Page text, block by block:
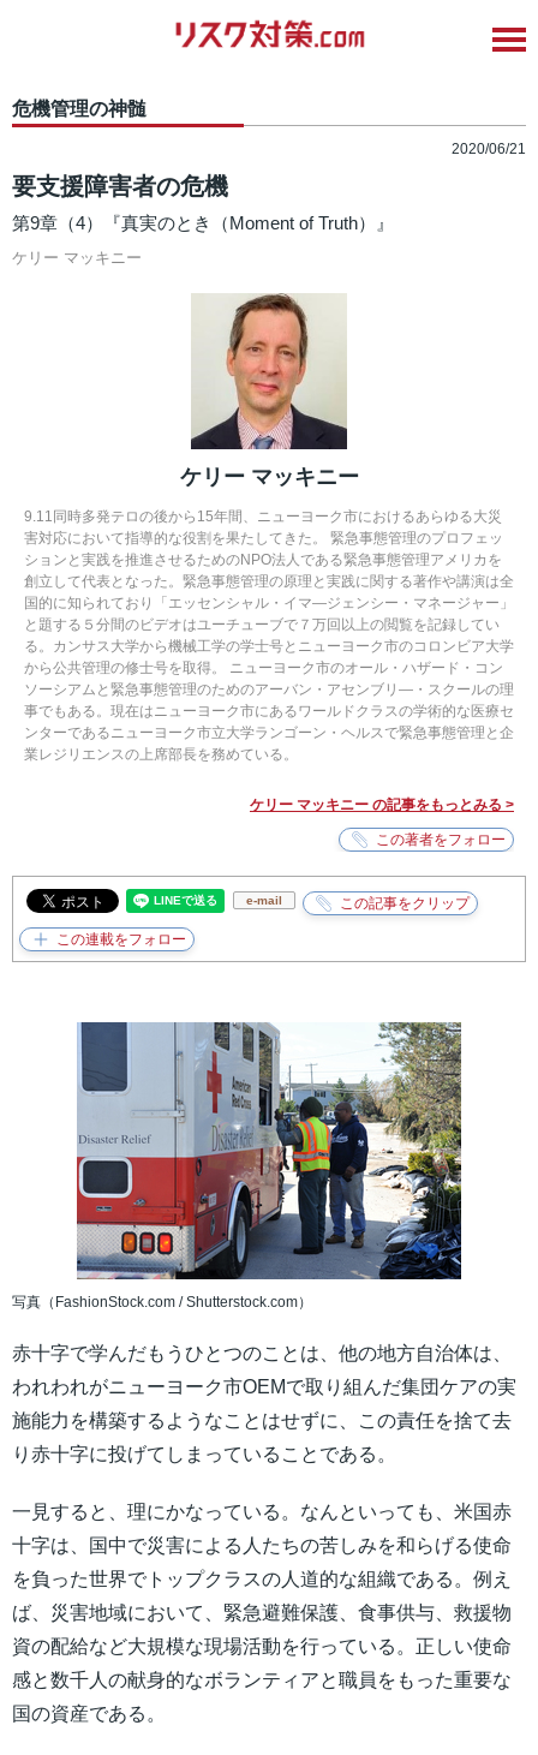
危機管理の神髄
2020/06/21
要支援障害者の危機
第9章（4）『真実のとき（Moment of Truth）』
ケリー マッキニー
ケリー マッキニー
9.11同時多発テロの後から15年間、ニューヨーク市におけるあらゆる大災
害対応において指導的な役割を果たしてきた。 緊急事態管理のプロフェッ
ションと実践を推進させるためのNPO法人である緊急事態管理アメリカを
創立して代表となった。緊急事態管理の原理と実践に関する著作や講演は全
国的に知られており「エッセンシャル・イマ―ジェンシー・マネージャー」
と題する５分間のビデオはユーチューブで７万回以上の閲覧を記録してい
る。カンサス大学から機械工学の学士号とニューヨーク市のコロンビア大学
から公共管理の修士号を取得。 ニューヨーク市のオール・ハザード・コン
ソーシアムと緊急事態管理のためのアーバン・アセンブリ―・スクールの理
事でもある。現在はニューヨーク市にあるワールドクラスの学術的な医療セ
ンターであるニューヨーク市立大学ランゴーン・ヘルスで緊急事態管理と企
業レジリエンスの上席部長を務めている。
ケリー マッキニー の記事をもっとみる >
e-mail
写真（FashionStock.com / Shutterstock.com）
赤十字で学んだもうひとつのことは、他の地方自治体は、
われわれがニューヨーク市OEMで取り組んだ集団ケアの実
施能力を構築するようなことはせずに、この責任を捨て去
り赤十字に投げてしまっていることである。
一見すると、理にかなっている。なんといっても、米国赤
十字は、国中で災害による人たちの苦しみを和らげる使命
を負った世界でトップクラスの人道的な組織である。例え
ば、災害地域において、緊急避難保護、食事供与、救援物
資の配給など大規模な現場活動を行っている。正しい使命
感と数千人の献身的なボランティアと職員をもった重要な
国の資産である。